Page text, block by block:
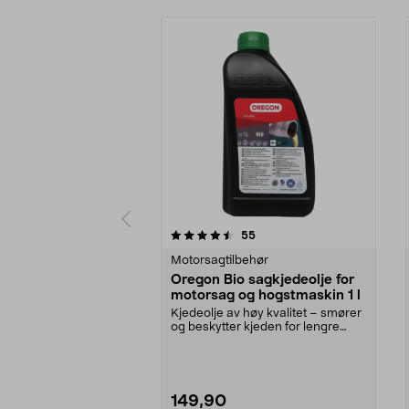
55anmeldelser
Motorsagtilbehør
Oregon Bio sagkjedeolje for
motorsag og hogstmaskin 1 l
Kjedeolje av høy kvalitet – smører
og beskytter kjeden for lengre
149,90
4.5 av 5 stjerner